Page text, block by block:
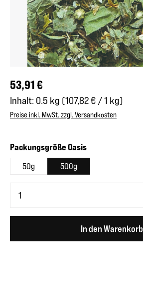
Regulärer Preis:
53,91 €
Inhalt: 0.5 kg (107,82 € / 1 kg)
Preise inkl. MwSt. zzgl. Versandkosten
Packungsgröße Oasisauswählen
50g 500g
In den Warenkorb